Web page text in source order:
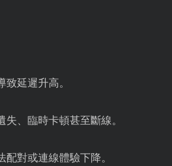
延遲升高。
、臨時卡頓甚至斷線。
對或連線體驗下降。